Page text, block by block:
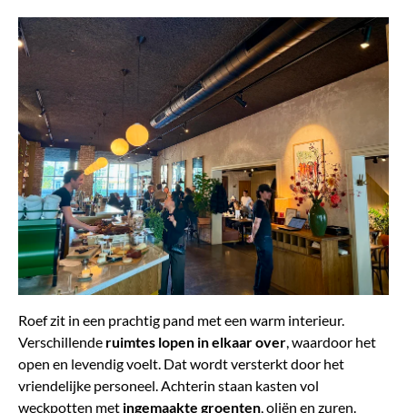
Roef zit in een prachtig pand met een warm interieur.
Verschillende ruimtes lopen in elkaar over, waardoor het
open en levendig voelt. Dat wordt versterkt door het
vriendelijke personeel. Achterin staan kasten vol
weckpotten met ingemaakte groenten, oliën en zuren.